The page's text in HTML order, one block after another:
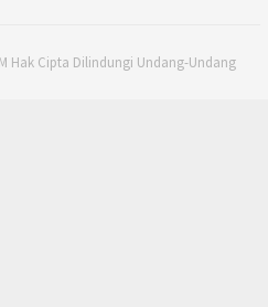
Hak Cipta Dilindungi Undang-Undang